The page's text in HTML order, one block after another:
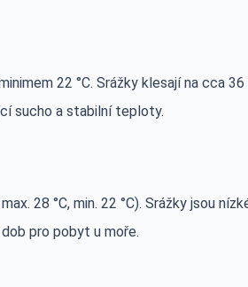
22 °C. Srážky klesají na cca 36
sucho a stabilní teploty.
28 °C, min. 22 °C). Srážky jsou
pro pobyt u moře.